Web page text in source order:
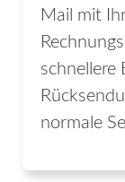
Mail mit
schnellere
normale